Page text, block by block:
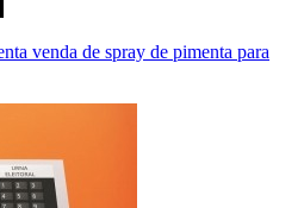
venda de spray de pimenta para